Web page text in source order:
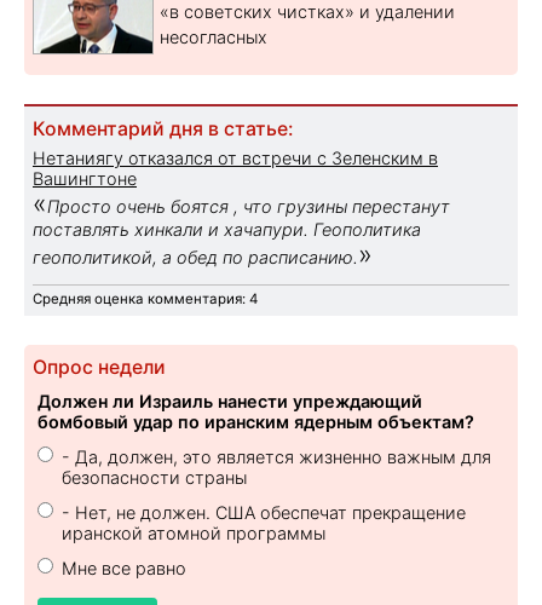
«в советских чистках» и удалении
несогласных
Комментарий дня в статье:
Нетаниягу отказался от встречи с Зеленским в
Вашингтоне
«Просто очень боятся , что грузины перестанут
поставлять хинкали и хачапури. Геополитика
геополитикой, а обед по расписанию. »
Средняя оценка комментария: 4
Опрос недели
Должен ли Израиль нанести упреждающий
бомбовый удар по иранским ядерным объектам?
- Да, должен, это является жизненно важным для
безопасности страны
- Нет, не должен. США обеспечат прекращение
иранской атомной программы
Мне все равно